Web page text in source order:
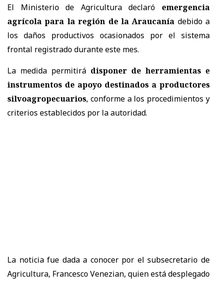
El Ministerio de Agricultura declaró emergencia
agrícola para la región de la Araucanía debido a
los daños productivos ocasionados por el sistema
frontal registrado durante este mes.
La medida permitirá disponer de herramientas e
instrumentos de apoyo destinados a productores
silvoagropecuarios, conforme a los procedimientos y
criterios establecidos por la autoridad.
La noticia fue dada a conocer por el subsecretario de
Agricultura, Francesco Venezian, quien está desplegado